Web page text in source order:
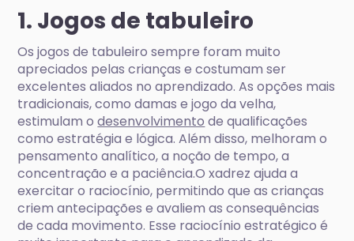
1. Jogos de tabuleiro
Os jogos de tabuleiro sempre foram muito
apreciados pelas crianças e costumam ser
excelentes aliados no aprendizado. As opções mais
tradicionais, como damas e jogo da velha,
estimulam odesenvolvimento de qualificações
como estratégia e lógica. Além disso, melhoram o
pensamento analítico, a noção de tempo, a
concentração e a paciência.O xadrez ajuda a
exercitar o raciocínio, permitindo que as crianças
criem antecipações e avaliem as consequências
de cada movimento. Esse raciocínio estratégico é